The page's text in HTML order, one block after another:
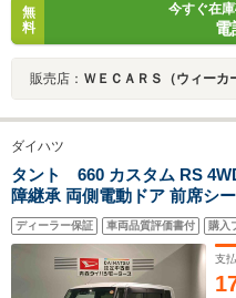
無
料
今すぐ在
電
販売店： ＷＥＣＡＲＳ（ウィーカ
ダイハツ
タント 660 カスタム RS
障継承 両側電動ドア 前席シ
レーキ 障害物センサー
ディーラー保証 車両品質評価書付 購入
支